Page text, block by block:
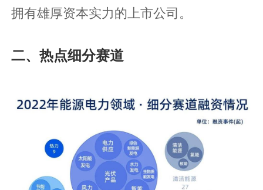
拥有雄厚资本实力的上市公司。
二、热点细分赛道